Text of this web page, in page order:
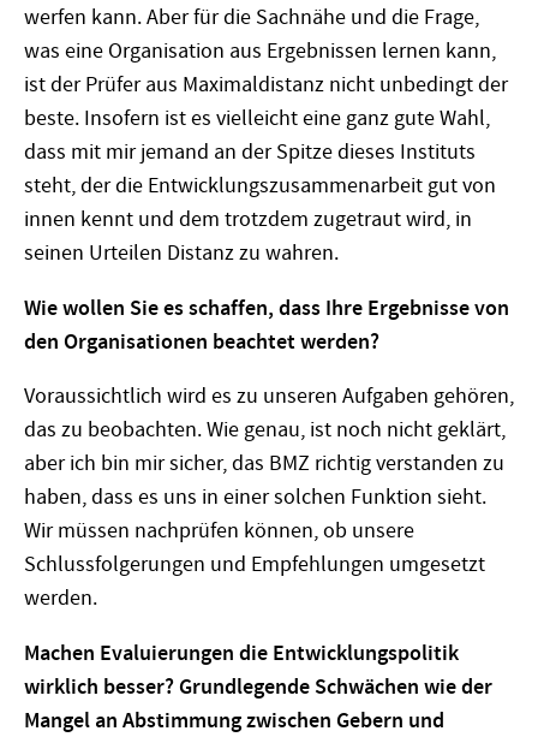
werfen kann. Aber für die Sachnähe und die Frage,
was eine Organisation aus Ergebnissen lernen kann,
ist der Prüfer aus Maximaldistanz nicht unbedingt der
beste. Insofern ist es vielleicht eine ganz gute Wahl,
dass mit mir jemand an der Spitze dieses Instituts
steht, der die Entwicklungszusammenarbeit gut von
innen kennt und dem trotzdem zugetraut wird, in
seinen Urteilen Distanz zu wahren.
Wie wollen Sie es schaffen, dass Ihre Ergebnisse von
den Organisationen beachtet werden?
Voraussichtlich wird es zu unseren Aufgaben gehören,
das zu beobachten. Wie genau, ist noch nicht geklärt,
aber ich bin mir sicher, das BMZ richtig verstanden zu
haben, dass es uns in einer solchen Funktion sieht.
Wir müssen nachprüfen können, ob unsere
Schlussfolgerungen und Empfehlungen umgesetzt
werden.
Machen Evaluierungen die Entwicklungspolitik
wirklich besser? Grundlegende Schwächen wie der
Mangel an Abstimmung zwischen Gebern und